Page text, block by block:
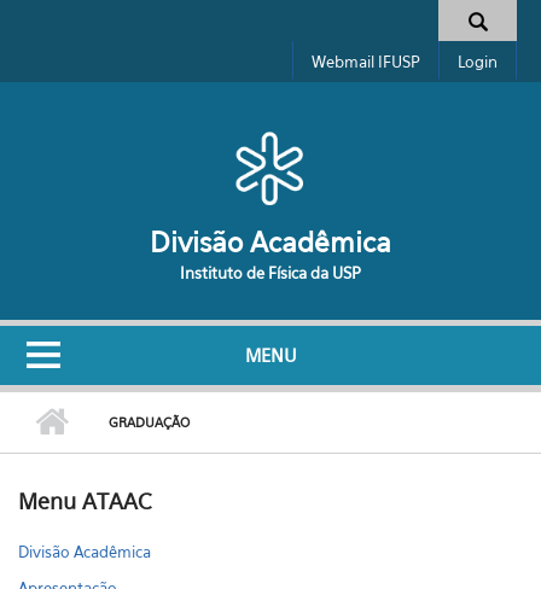
Formulário de busca
Webmail IFUSP Login
Divisão Acadêmica
Instituto de Física da USP
MENU
GRADUAÇÃO
Menu ATAAC
Divisão Acadêmica